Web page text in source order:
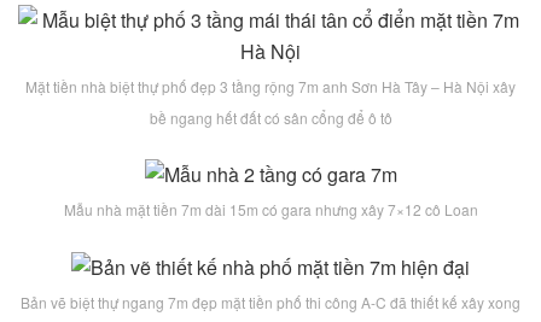
Mặt tiền nhà biệt thự phố đẹp 3 tầng rộng 7m anh Sơn Hà Tây – Hà Nội xây
bề ngang hết đất có sân cổng để ô tô
Mẫu nhà mặt tiền 7m dài 15m có gara nhưng xây 7×12 cô Loan
Bản vẽ biệt thự ngang 7m đẹp mặt tiền phố thi công A-C đã thiết kế xây xong